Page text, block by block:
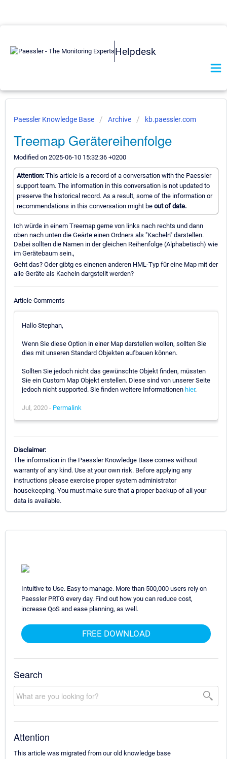
Helpdesk
Paessler Knowledge Base Archive kb.paessler.com
Treemap Gerätereihenfolge
Modified on 2025-06-10 15:32:36 +0200
Attention: This article is a record of a conversation with the Paessler
support team. The information in this conversation is not updated to
preserve the historical record. As a result, some of the information or
recommendations in this conversation might be out of date.
Ich würde in einem Treemap gerne von links nach rechts und dann
oben nach unten die Geärte einen Ordners als "Kacheln" darstellen.
Dabei sollten die Namen in der gleichen Reihenfolge (Alphabetisch) wie
im Gerätebaum sein.,
Geht das? Oder gibtg es einenen anderen HML-Typ für eine Map mit der
alle Geräte als Kacheln dargstellt werden?
Article Comments
Hallo Stephan,
Wenn Sie diese Option in einer Map darstellen wollen, sollten Sie
dies mit unseren Standard Objekten aufbauen können.
Sollten Sie jedoch nicht das gewünschte Objekt finden, müssten
Sie ein Custom Map Objekt erstellen. Diese sind von unserer Seite
jedoch nicht supported. Sie finden weitere Informationen hier.
Jul, 2020 - Permalink
Disclaimer:
The information in the Paessler Knowledge Base comes without
warranty of any kind. Use at your own risk. Before applying any
instructions please exercise proper system administrator
housekeeping. You must make sure that a proper backup of all your
data is available.
Intuitive to Use. Easy to manage. More than 500,000 users rely on
Paessler PRTG every day. Find out how you can reduce cost,
increase QoS and ease planning, as well.
FREE DOWNLOAD
Search
Attention
This article was migrated from our old knowledge base